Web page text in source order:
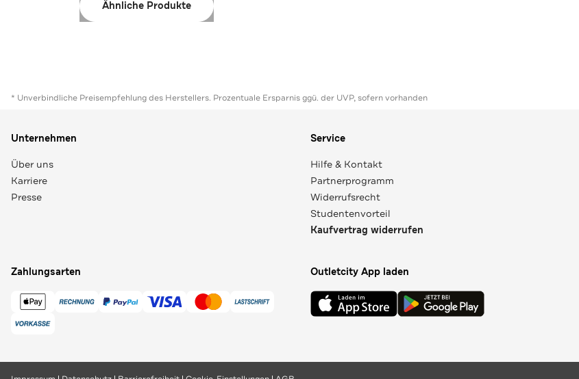
Ähnliche Produkte
* Unverbindliche Preisempfehlung des Herstellers. Prozentuale Ersparnis ggü. der UVP, sofern vorhanden
Unternehmen
Über uns
Karriere
Presse
Service
Hilfe & Kontakt
Partnerprogramm
Widerrufsrecht
Studentenvorteil
Kaufvertrag widerrufen
Zahlungsarten Outletcity App laden